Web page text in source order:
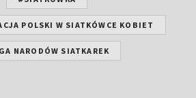
POLSKI W SIATKÓWCE KOBIET
NARODÓW SIATKAREK